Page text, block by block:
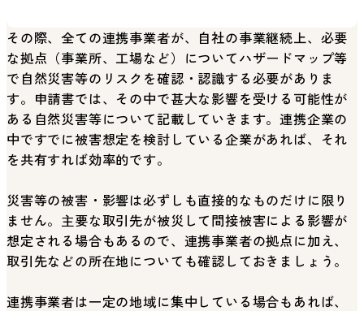
その際、全ての連携事業者が、自社の事業継続上、必要
な拠点（事業所、工場など）についてハザードマップ等
で自然災害等のリスクを確認・認識する必要がありま
す。申請書では、その中で甚大な影響を受ける可能性が
ある自然災害等について記載していきます。連携企業の
中ですでに被害想定を検討している企業があれば、それ
を共有すれば効率的です。
災害等の被害・影響は必ずしも直接的なものだけに限り
ません。主要な取引先が被災して間接被害による影響が
想定される場合もあるので、連携事業者の拠点に加え、
取引先などの所在地についても確認しておきましょう。
連携事業者は一定の地域に集中している場合もあれば、